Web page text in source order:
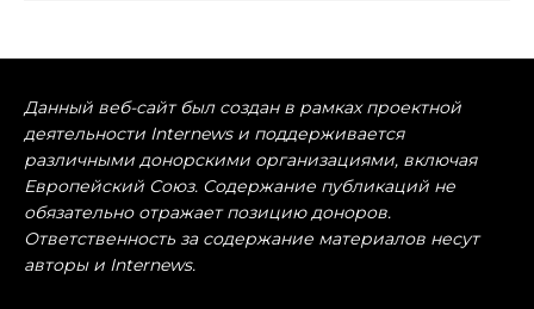
Данный веб-сайт был создан в рамках проектной
деятельности Internews и поддерживается
различными донорскими организациями, включая
Европейский Союз. Содержание публикаций не
обязательно отражает позицию доноров.
Ответственность за содержание материалов несут
авторы и Internews.